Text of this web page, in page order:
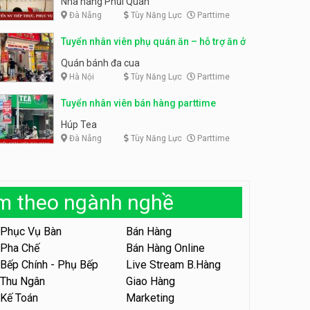
phục vụ bàn parttime
Cafe Vợt
Tuyển nhân viên phục vụ ca
Quán kem dừa
Tuyển nhân viên phụ bếp –
Tiên
Bún Đậu Mắm Tôm - Bếp Tiên
Tuyển nhân viên phụ quán ăn
Tuyển nhân viên sale,
marketing
Công ty
Tuyển nhân viên bán hàng
parttime
GÀ GÔ FASTFOOD
Đà Nẵng Tùy Năng Lực Parttime
Tuyển nhân viên phụ quán ăn – hỗ trợ ăn ở
Quán bánh đa cua
Hà Nội Tùy Năng Lực Parttime
Tuyển nhân viên bán hàng parttime
Húp Tea
Đà Nẵng Tùy Năng Lực Parttime
theo ngành nghề
Phục Vụ Bàn
Bán Hàng
Pha Chế
Bán Hàng Online
Bếp Chính - Phụ Bếp
Live Stream B.Hàng
Thu Ngân
Giao Hàng
Kế Toán
Marketing